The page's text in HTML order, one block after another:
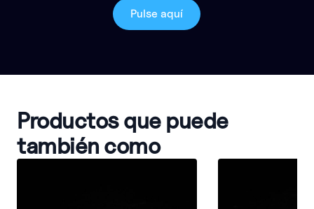
Pulse aquí
Productos que puede
también como